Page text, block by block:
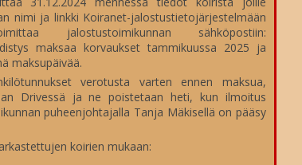
AIEMMAT
SÄÄNNÖT
nimi ja linkki Koiranet-jalostustietojärjestelmään
jalostustoimikunnan sähköpostiin:
maksaa korvaukset tammikuussa 2025 ja
maksupäivää.
verotusta varten ennen maksua,
Drivessä ja ne poistetaan heti, kun ilmoitus
puheenjohtajalla Tanja Mäkisellä on pääsy
koirien mukaan: